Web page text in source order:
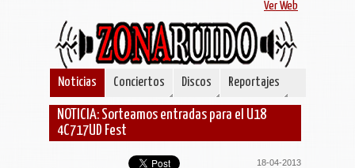
Ver Web
Noticias Conciertos Discos Reportajes
NOTICIA: Sorteamos entradas para el U18
4C717UD Fest
18-04-2013